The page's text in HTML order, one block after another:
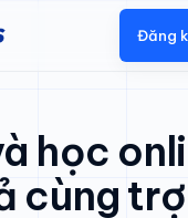
Đăng
học
cùng